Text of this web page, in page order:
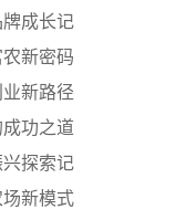
成长记
新密码
新路径
功之道
探索记
新模式